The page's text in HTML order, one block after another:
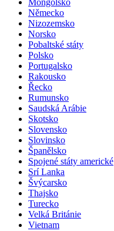
Mongolsko
Německo
Nizozemsko
Norsko
Pobaltské státy
Polsko
Portugalsko
Rakousko
Řecko
Rumunsko
Saudská Arábie
Skotsko
Slovensko
Slovinsko
Španělsko
Spojené státy americké
Srí Lanka
Švýcarsko
Thajsko
Turecko
Velká Británie
Vietnam